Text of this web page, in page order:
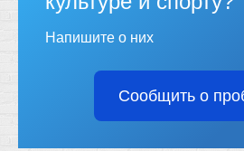
Напишите о них
Сообщить о